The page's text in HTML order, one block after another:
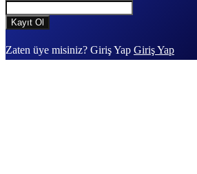
Zaten üye misiniz? Giriş Yap Giriş Yap